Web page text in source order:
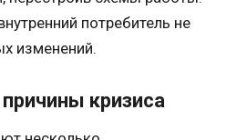
потребитель не
изменений.
кризиса